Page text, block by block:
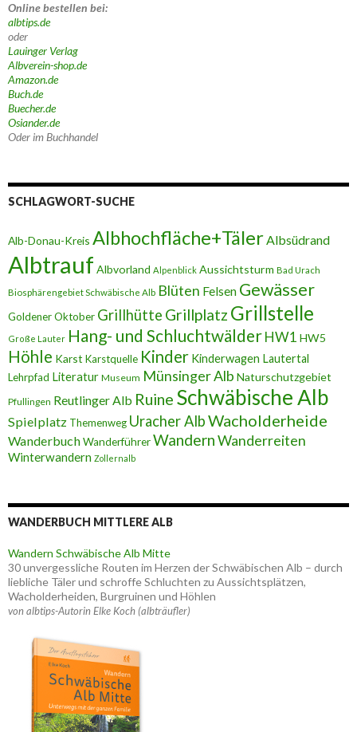
Online bestellen bei:
albtips.de
oder
Lauinger Verlag
Albverein-shop.de
Amazon.de
Buch.de
Buecher.de
Osiander.de
Oder im Buchhandel
SCHLAGWORT-SUCHE
Alb-Donau-Kreis Albhochfläche+TälerAlbsüdrand
Albtrauf Albvorland Alpenblick Aussichtsturm Bad Urach
Biosphärengebiet Schwäbische Alb Blüten Felsen Gewässer
Goldener Oktober Grillhütte Grillplatz Grillstelle
Große Lauter Hang- und SchluchtwälderHW1 HW5
Höhle Karst Karstquelle Kinder Kinderwagen Lautertal
Lehrpfad Literatur Museum Münsinger Alb Naturschutzgebiet
Pfullingen Reutlinger Alb Ruine Schwäbische Alb
Spielplatz Themenweg Uracher AlbWacholderheide
WanderbuchWanderführerWandernWanderreiten
Winterwandern Zollernalb
WANDERBUCH MITTLERE ALB
Wandern Schwäbische Alb Mitte
30 unvergessliche Routen im Herzen der Schwäbischen Alb – durch
liebliche Täler und schroffe Schluchten zu Aussichtsplätzen,
Wacholderheiden, Burgruinen und Höhlen
von albtips-Autorin Elke Koch (albträufler)